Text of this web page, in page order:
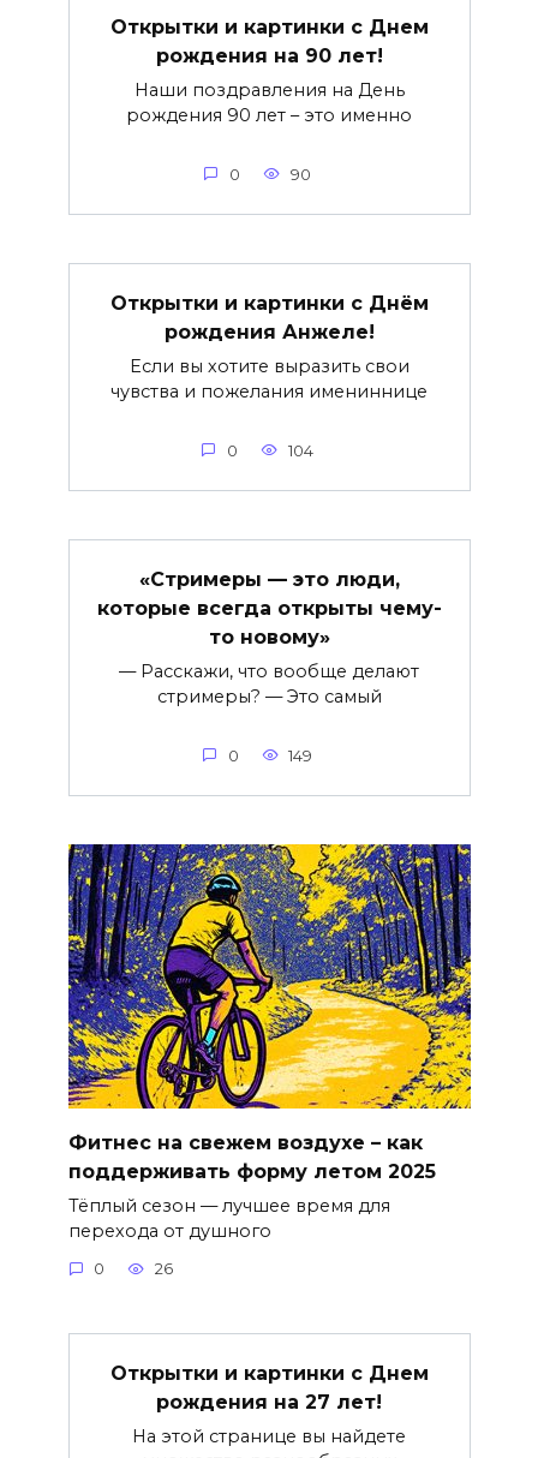
Открытки и картинки с Днем
рождения на 90 лет!
Наши поздравления на День
рождения 90 лет – это именно
0 90
Открытки и картинки с Днём
рождения Анжеле!
Если вы хотите выразить свои
чувства и пожелания имениннице
0 104
«Стримеры — это люди,
которые всегда открыты чему-
то новому»
— Расскажи, что вообще делают
стримеры? — Это самый
0 149
Фитнес на свежем воздухе – как
поддерживать форму летом 2025
Тёплый сезон — лучшее время для
перехода от душного
0 26
Открытки и картинки с Днем
рождения на 27 лет!
На этой странице вы найдете